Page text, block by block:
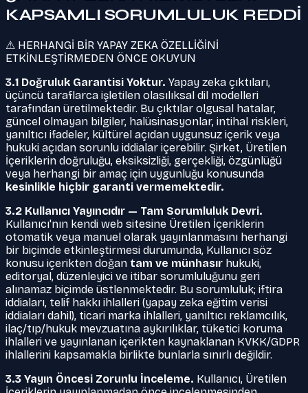
KAPSAMLI SORUMLULUK REDDİ
⚠ HERHANGİ BİR YAPAY ZEKA ÖZELLİĞİNİ
ETKİNLEŞTİRMEDEN ÖNCE OKUYUN
3.1 Doğruluk Garantisi Yoktur. Yapay zeka çıktıları,
üçüncü taraflarca işletilen olasılıksal dil modelleri
tarafından üretilmektedir. Bu çıktılar olgusal hatalar,
güncel olmayan bilgiler, halüsinasyonlar, intihal riskleri,
yanıltıcı ifadeler, kültürel açıdan uygunsuz içerik veya
hukuki açıdan sorunlu iddialar içerebilir. Şirket, Üretilen
İçeriklerin doğruluğu, eksiksizliği, gerçekliği, özgünlüğü
veya herhangi bir amaç için uygunluğu konusunda
kesinlikle hiçbir garanti vermemektedir.
3.2 Kullanıcı Yayıncıdır — Tam Sorumluluk Devri.
Kullanıcı'nın kendi web sitesine Üretilen İçeriklerin
otomatik veya manuel olarak yayınlanmasını herhangi
bir biçimde etkinleştirmesi durumunda, Kullanıcı söz
konusu içerikten doğan tam ve münhasır hukuki,
editoryal, düzenleyici ve itibar sorumluluğunu geri
alınamaz biçimde üstlenmektedir. Bu sorumluluk; iftira
iddiaları, telif hakkı ihlalleri (yapay zeka eğitim verisi
iddiaları dahil), ticari marka ihlalleri, yanıltıcı reklamcılık,
ilaç/tıp/hukuk mevzuatına aykırılıklar, tüketici koruma
ihlalleri ve yayınlanan içerikten kaynaklanan KVKK/GDPR
ihlallerini kapsamakla birlikte bunlarla sınırlı değildir.
3.3 Yayın Öncesi Zorunlu İnceleme. Kullanıcı, Üretilen